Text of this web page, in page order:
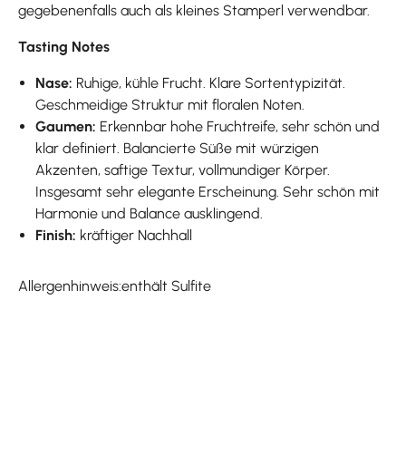
gegebenenfalls auch als kleines Stamperl verwendbar.
Tasting Notes
Nase: Ruhige, kühle Frucht. Klare Sortentypizität.
Geschmeidige Struktur mit floralen Noten.
Gaumen: Erkennbar hohe Fruchtreife, sehr schön und
klar definiert. Balancierte Süße mit würzigen
Akzenten, saftige Textur, vollmundiger Körper.
Insgesamt sehr elegante Erscheinung. Sehr schön mit
Harmonie und Balance ausklingend.
Finish: kräftiger Nachhall
Allergenhinweis:enthält Sulfite